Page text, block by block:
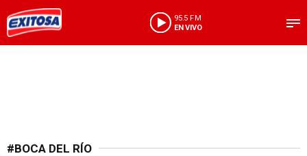
95.5 FM
EN VIVO
#BOCA DEL RÍO